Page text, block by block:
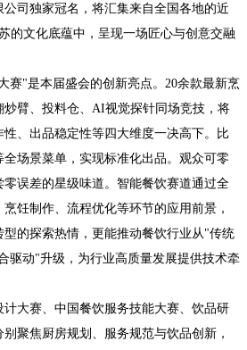
司独家冠名，将汇集来自全国各地的近
的文化底蕴中，呈现一场匠心与创意交融
"是本届盛会的创新亮点。20余款最新烹
臂、投料仓、AI视觉探针同场竞技，将
、出品稳定性等四大维度一决高下。比
场景菜单，实现标准化出品。观众可零
误差的星级味道。智能餐饮赛道通过全
饪制作、流程优化等环节的应用前景，
的探索热情，更能推动餐饮行业从"传统
驱动"升级，为行业高质量发展提供技术牵
大赛、中国餐饮服务技能大赛、饮品研
聚焦厨房规划、服务规范与饮品创新，